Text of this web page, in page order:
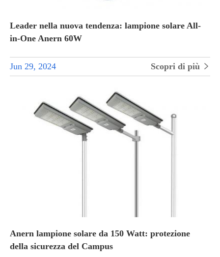
Leader nella nuova tendenza: lampione solare All-
in-One Anern 60W
Jun 29, 2024 Scopri di più 
Anern lampione solare da 150 Watt: protezione
della sicurezza del Campus